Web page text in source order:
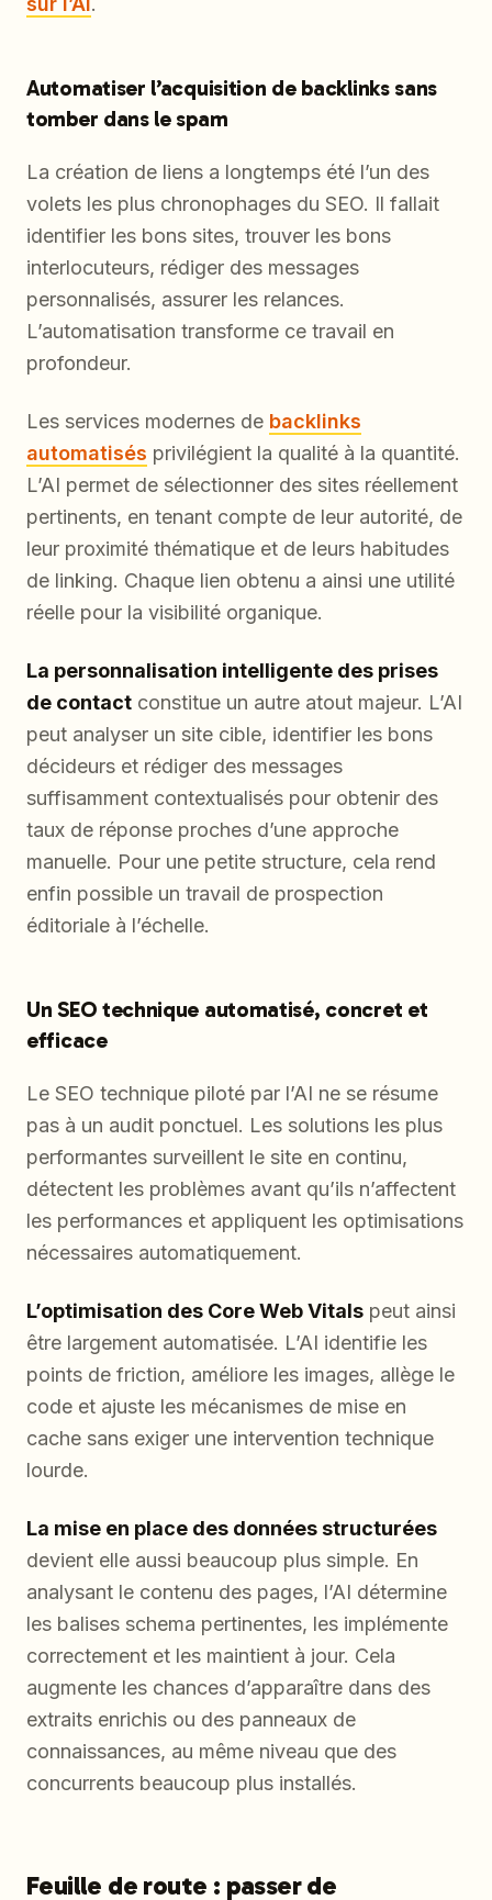
Automatiser l’acquisition de backlinks sans
tomber dans le spam
La création de liens a longtemps été l’un des
volets les plus chronophages du SEO. Il fallait
identifier les bons sites, trouver les bons
interlocuteurs, rédiger des messages
personnalisés, assurer les relances.
L’automatisation transforme ce travail en
profondeur.
Les services modernes de backlinks
automatisés privilégient la qualité à la quantité.
L’AI permet de sélectionner des sites réellement
pertinents, en tenant compte de leur autorité, de
leur proximité thématique et de leurs habitudes
de linking. Chaque lien obtenu a ainsi une utilité
réelle pour la visibilité organique.
La personnalisation intelligente des prises
de contact constitue un autre atout majeur. L’AI
peut analyser un site cible, identifier les bons
décideurs et rédiger des messages
suffisamment contextualisés pour obtenir des
taux de réponse proches d’une approche
manuelle. Pour une petite structure, cela rend
enfin possible un travail de prospection
éditoriale à l’échelle.
Un SEO technique automatisé, concret et
efficace
Le SEO technique piloté par l’AI ne se résume
pas à un audit ponctuel. Les solutions les plus
performantes surveillent le site en continu,
détectent les problèmes avant qu’ils n’affectent
les performances et appliquent les optimisations
nécessaires automatiquement.
L’optimisation des Core Web Vitals peut ainsi
être largement automatisée. L’AI identifie les
points de friction, améliore les images, allège le
code et ajuste les mécanismes de mise en
cache sans exiger une intervention technique
lourde.
La mise en place des données structurées
devient elle aussi beaucoup plus simple. En
analysant le contenu des pages, l’AI détermine
les balises schema pertinentes, les implémente
correctement et les maintient à jour. Cela
augmente les chances d’apparaître dans des
extraits enrichis ou des panneaux de
connaissances, au même niveau que des
concurrents beaucoup plus installés.
Feuille de route : passer de